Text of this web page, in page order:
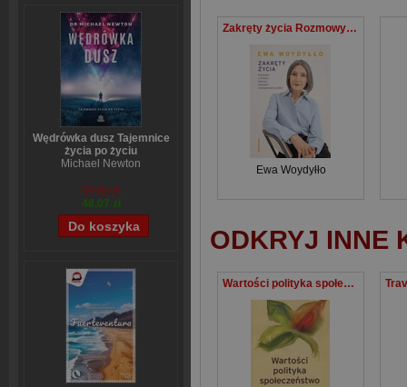
Wędrówka dusz Tajemnice
życia po życiu
Michael Newton
59,84 zł
48,07 zł
Zakręty życia Rozmowy o miłości, depresji, nałogach i odnajdywaniu siebie
Ewa Woydyłło
ODKRYJ INNE
Wartości polityka społeczeństwo